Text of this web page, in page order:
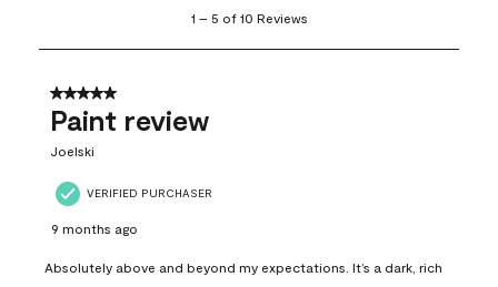
5
10
Reviews
1 – 5 of 10 Reviews
5 out of 5 stars.
Paint review
Joelski
VERIFIED PURCHASER
9 months ago
Absolutely above and beyond my expectations. It’s a dark, rich